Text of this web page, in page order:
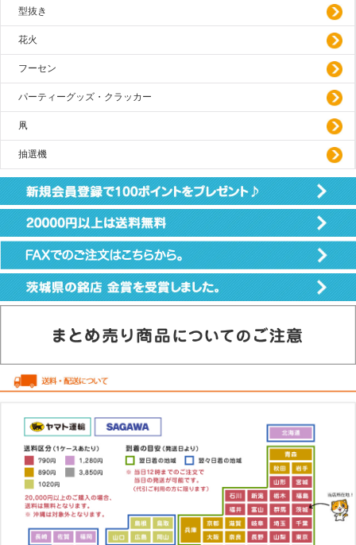
型抜き
花火
フーセン
パーティーグッズ・クラッカー
凧
抽選機